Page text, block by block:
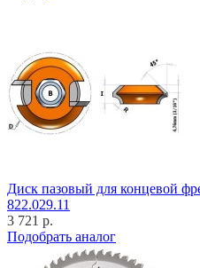
Диск пазовый для концевой
822.029.11
3 721 р.
Подобрать аналог